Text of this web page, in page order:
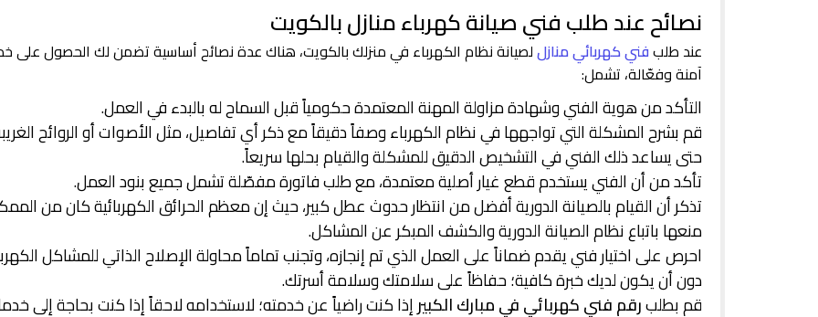
نصائح عند طلب فني صيانة كهرباء منازل بالكويت
عند طلبفني كهربائي منازللصيانة نظام الكهرباء في منزلك بالكويت، هناك عدة نصائح أساسية تضمن لك الحصول على
آمنة وفعّالة، تشمل:
التأكد من هوية الفني وشهادة مزاولة المهنة المعتمدة حكومياً قبل السماح له بالبدء في العمل.
قم بشرح المشكلة التي تواجهها في نظام الكهرباء وصفاً دقيقاً مع ذكر أي تفاصيل، مثل الأصوات أو الروائح
حتى يساعد ذلك الفني في التشخيص الدقيق للمشكلة والقيام بحلها سريعاً.
تأكد من أن الفني يستخدم قطع غيار أصلية معتمدة، مع طلب فاتورة مفصّلة تشمل جميع بنود العمل.
تذكر أن القيام بالصيانة الدورية أفضل من انتظار حدوث عطل كبير، حيث إن معظم الحرائق الكهربائية كان من
منعها باتباع نظام الصيانة الدورية والكشف المبكر عن المشاكل.
احرص على اختيار فني يقدم ضماناً على العمل الذي تم إنجازه، وتجنب تماماً محاولة الإصلاح الذاتي للمشاكل
دون أن يكون لديك خبرة كافية؛ حفاظاً على سلامتك وسلامة أسرتك.
قم بطلبرقم فني كهربائي في مبارك الكبيرإذا كنت راضياً عن خدمته؛ لاستخدامه لاحقاً إذا كنت بحاجة إلى